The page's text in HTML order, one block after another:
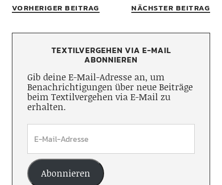
VORHERIGER BEITRAG NÄCHSTER BEITRAG
TEXTILVERGEHEN VIA E-MAIL
ABONNIEREN
Gib deine E-Mail-Adresse an, um
Benachrichtigungen über neue Beiträge
beim Textilvergehen via E-Mail zu
erhalten.
Abonnieren